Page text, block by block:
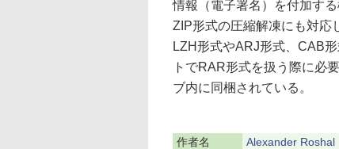
情報（電子署名）を付加する
ZIP形式の圧縮解凍にも対応
LZH形式やARJ形式、CAB
トでRAR形式を扱う際に必
ブ内に同梱されている。
作者名 Alexander Roshal